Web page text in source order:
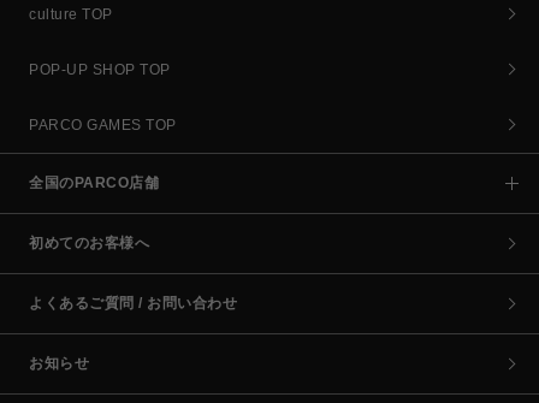
culture TOP
POP-UP SHOP TOP
PARCO GAMES TOP
全国のPARCO店舗
初めてのお客様へ
よくあるご質問 / お問い合わせ
お知らせ